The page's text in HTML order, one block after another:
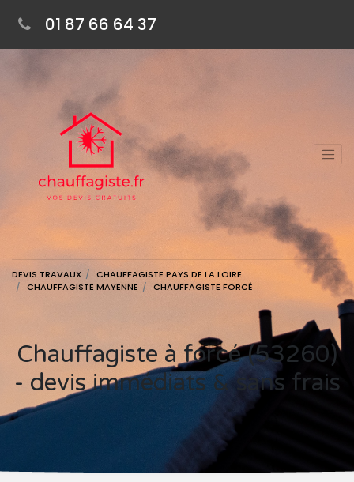
01 87 66 64 37
DEVIS TRAVAUX
CHAUFFAGISTE PAYS DE LA LOIRE
CHAUFFAGISTE MAYENNE
CHAUFFAGISTE FORCÉ
Chauffagiste à forcé (53260)
- devis immédiats & sans frais